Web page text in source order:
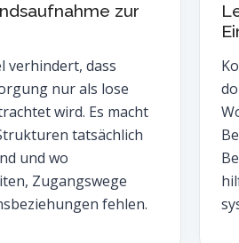
zur
verhindert, dass
nur als lose
wird. Es macht
tatsächlich
und wo
Zugangswege
fehlen.